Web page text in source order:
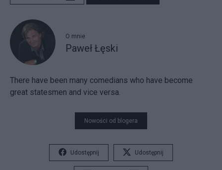
O mnie
Paweł Łęski
There have been many comedians who have become
great statesmen and vice versa.
Nowości od blogera
Udostępnij Udostępnij